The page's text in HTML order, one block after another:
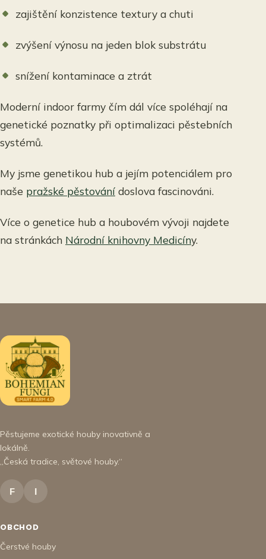
zajištění konzistence textury a chuti
zvýšení výnosu na jeden blok substrátu
snížení kontaminace a ztrát
Moderní indoor farmy čím dál více spoléhají na
genetické poznatky při optimalizaci pěstebních
systémů.
My jsme genetikou hub a jejím potenciálem pro
naše pražské pěstování doslova fascinováni.
Více o genetice hub a houbovém vývoji najdete
na stránkách Národní knihovny Medicíny.
Pěstujeme exotické houby inovativně a
lokálně.
„Česká tradice, světové houby.“
F I
OBCHOD
Čerstvé houby